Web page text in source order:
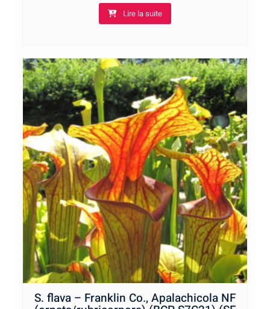
12,00€
Lire la suite
S. flava – Franklin Co., Apalachicola NF